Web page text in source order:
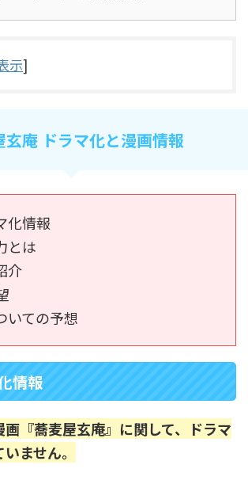
示]
玄庵 ドラマ化と漫画情報
化情報
とは
介
ての予想
情報
『蕎麦屋玄庵』に関して、ドラマ
ません。